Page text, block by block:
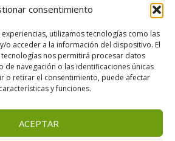
consentimiento
utilizamos tecnologías como las
o acceder a la información del dispositivo. El
nos permitirá procesar datos
navegación o las identificaciones únicas
o retirar el consentimiento, puede afectar
y funciones.
ACEPTAR
Córdoba
y Piensos Fco. Márquez, S.L.